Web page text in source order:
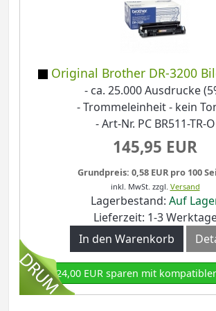
Original Brother DR-3200
- ca. 25.000 Ausdrucke
- Trommeleinheit - kein
- Art-Nr. PC BR511-TR-O
145,95 EUR
Grundpreis: 0,58 EUR pro 100
inkl. MwSt. zzgl. Versand
Lagerbestand: Auf
Lieferzeit: 1-3
In den Warenkorb
124,00 EUR sparen mit